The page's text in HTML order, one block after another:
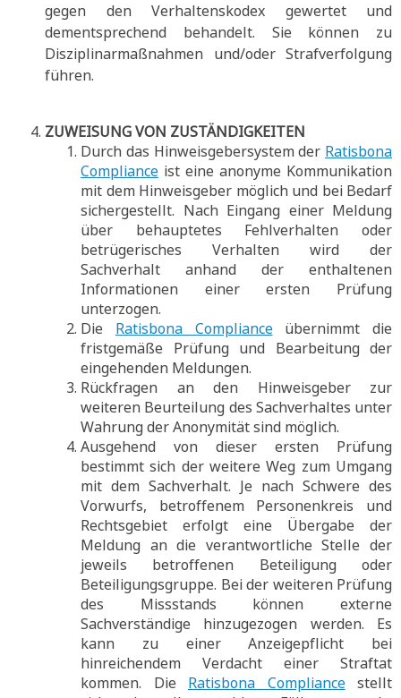
gegen den Verhaltenskodex gewertet und
dementsprechend behandelt. Sie können zu
Disziplinarmaßnahmen und/oder Strafverfolgung
führen.
ZUWEISUNG VON ZUSTÄNDIGKEITEN
Durch das Hinweisgebersystem der Ratisbona
Compliance ist eine anonyme Kommunikation
mit dem Hinweisgeber möglich und bei Bedarf
sichergestellt. Nach Eingang einer Meldung
über behauptetes Fehlverhalten oder
betrügerisches Verhalten wird der
Sachverhalt anhand der enthaltenen
Informationen einer ersten Prüfung
unterzogen.
Die Ratisbona Complianceübernimmt die
fristgemäße Prüfung und Bearbeitung der
eingehenden Meldungen.
Rückfragen an den Hinweisgeber zur
weiteren Beurteilung des Sachverhaltes unter
Wahrung der Anonymität sind möglich.
Ausgehend von dieser ersten Prüfung
bestimmt sich der weitere Weg zum Umgang
mit dem Sachverhalt. Je nach Schwere des
Vorwurfs, betroffenem Personenkreis und
Rechtsgebiet erfolgt eine Übergabe der
Meldung an die verantwortliche Stelle der
jeweils betroffenen Beteiligung oder
Beteiligungsgruppe. Bei der weiteren Prüfung
des Missstands können externe
Sachverständige hinzugezogen werden. Es
kann zu einer Anzeigepflicht bei
hinreichendem Verdacht einer Straftat
kommen. Die Ratisbona Compliancestellt